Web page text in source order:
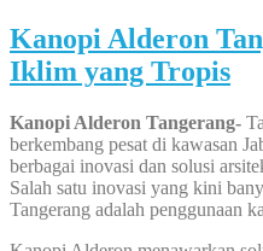
Kanopi Alderon
Iklim yang Tropis
Kanopi Alderon Tangerang-
berkembang pesat di kawasan
berbagai inovasi dan solusi
Salah satu inovasi yang kini
Tangerang adalah penggunaan